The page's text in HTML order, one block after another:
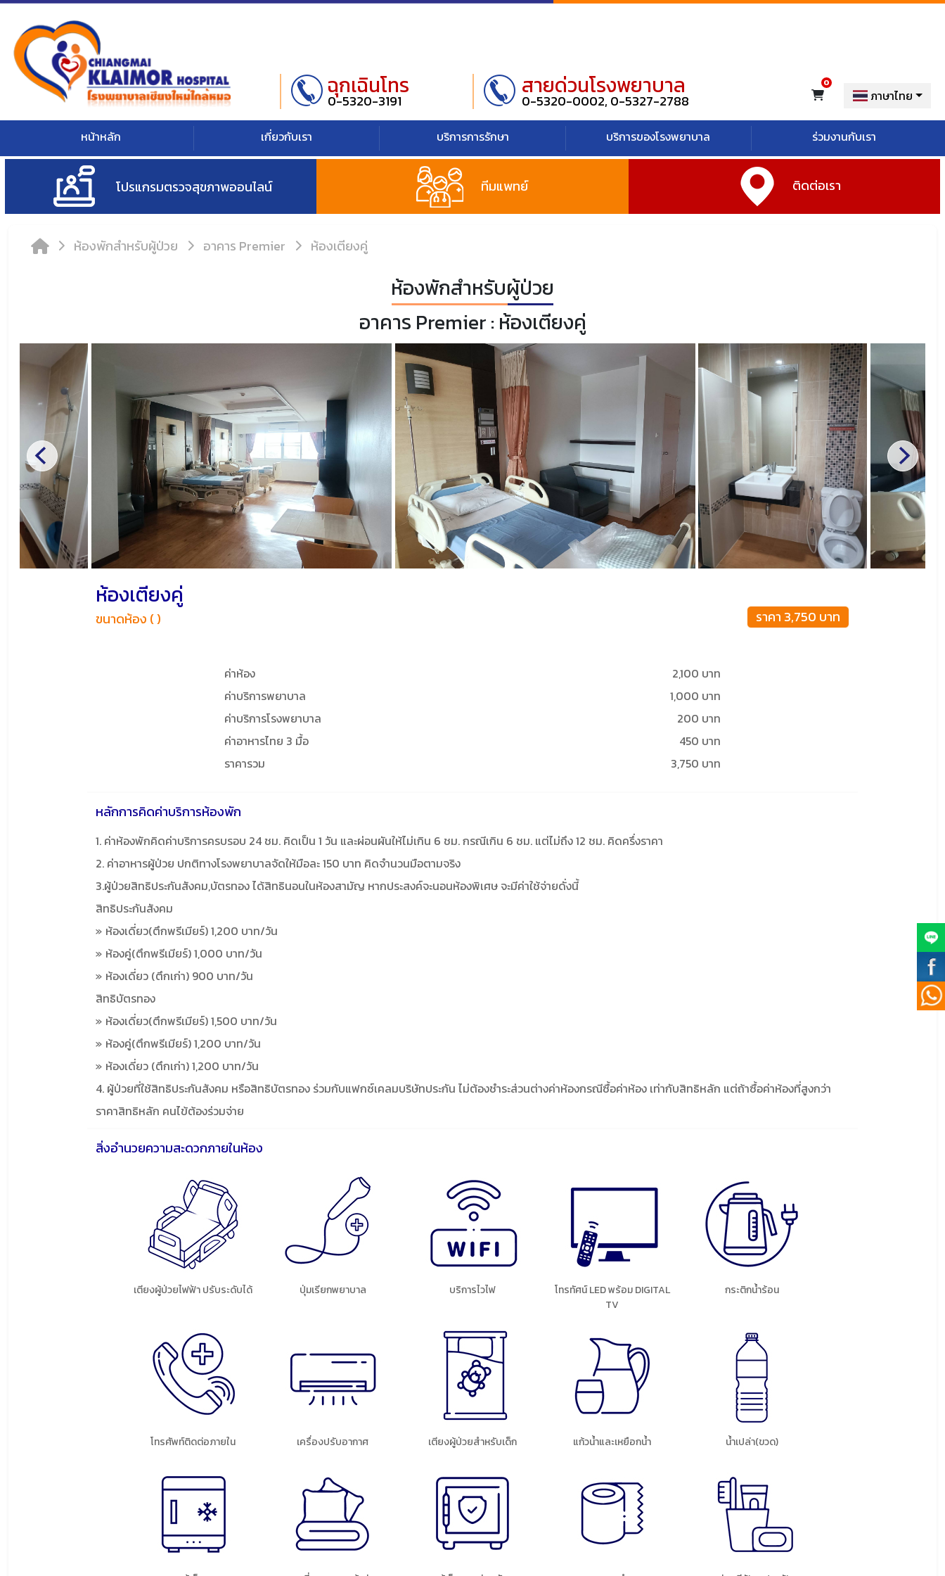
ฉุกเฉินโทร
0-5320-3191
สายด่วนโรงพยาบาล
0-5320-0002, 0-5327-2788 ภาษาไทย
หน้าหลัก เกี่ยวกับเรา บริการการรักษา บริการของโรงพยาบาล ร่วมงานกับเรา
โปรแกรมตรวจสุขภาพออนไลน์ ทีมแพทย์ ติดต่อเรา
ห้องพักสำหรับผู้ป่วย อาคาร Premier ห้องเตียงคู่
ห้องพักสำหรับผู้ป่วย
อาคาร Premier : ห้องเตียงคู่
ห้องเตียงคู่
ขนาดห้อง ( ) ราคา 3,750 บาท
ค่าห้อง
2,100 บาท
ค่าบริการพยาบาล
1,000 บาท
ค่าบริการโรงพยาบาล
200 บาท
ค่าอาหารไทย 3 มื้อ
450 บาท
ราคารวม
3,750 บาท
หลักการคิดค่าบริการห้องพัก
1. ค่าห้องพักคิดค่าบริการครบรอบ 24 ชม. คิดเป็น 1 วัน และผ่อนผันให้ไม่เกิน 6 ชม. กรณีเกิน 6 ชม. แต่ไม่ถึง 12 ชม. คิดครึ่งราคา
2. ค่าอาหารผู้ป่วย ปกติทางโรงพยาบาลจัดให้มือละ 150 บาท คิดจำนวนมือตามจริง
3.ผู้ป่วยสิทธิประกันสังคม,บัตรทอง ได้สิทธินอนในห้องสามัญ หากประสงค์จะนอนห้องพิเศษ จะมีค่าใช้จ่ายดั่งนี้
สิทธิประกันสังคม
ห้องเดี่ยว(ตึกพรีเมียร์) 1,200 บาท/วัน
ห้องคู่(ตึกพรีเมียร์) 1,000 บาท/วัน
ห้องเดี่ยว (ตึกเก่า) 900 บาท/วัน
สิทธิบัตรทอง
ห้องเดี่ยว(ตึกพรีเมียร์) 1,500 บาท/วัน
ห้องคู่(ตึกพรีเมียร์) 1,200 บาท/วัน
ห้องเดี่ยว (ตึกเก่า) 1,200 บาท/วัน
4. ผู้ป่วยที่ใช้สิทธิประกันสังคม หรือสิทธิบัตรทอง ร่วมกับแฟกซ์เคลมบริษัทประกัน ไม่ต้องชำระส่วนต่างค่าห้องกรณีซื้อค่าห้อง เท่ากับสิทธิหลัก แต่ถ้าซื้อค่าห้องที่สูงกว่า
ราคาสิทธิหลัก คนไข้ต้องร่วมจ่าย
สิ่งอำนวยความสะดวกภายในห้อง
เตียงผู้ป่วยไฟฟ้า ปรับระดับได้ ปุ่มเรียกพยาบาล บริการไวไฟ
โทรทัศน์ LED พร้อม DIGITAL
TV
กระติกน้ำร้อน
โทรศัพท์ติดต่อภายใน เครื่องปรับอากาศ เตียงผู้ป่วยสำหรับเด็ก แก้วน้ำและเหยือกน้ำ น้ำเปล่า(ขวด)